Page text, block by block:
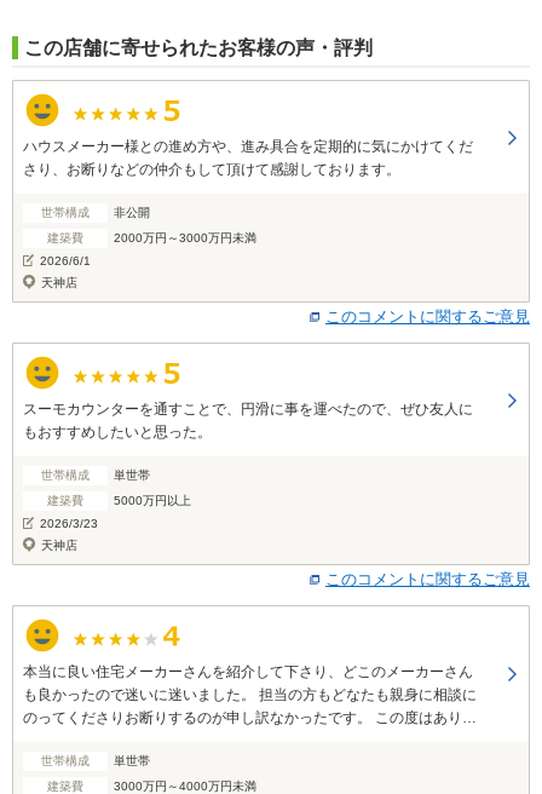
この店舗に寄せられたお客様の声・評判
ハウスメーカー様との進め方や、進み具合を定期的に気にかけてくだ
さり、お断りなどの仲介もして頂けて感謝しております。
世帯構成
非公開
建築費
2000万円～3000万円未満
2026/6/1
天神店
このコメントに関するご意見
スーモカウンターを通すことで、円滑に事を運べたので、ぜひ友人に
もおすすめしたいと思った。
世帯構成
単世帯
建築費
5000万円以上
2026/3/23
天神店
このコメントに関するご意見
本当に良い住宅メーカーさんを紹介して下さり、どこのメーカーさん
も良かったので迷いに迷いました。 担当の方もどなたも親身に相談に
のってくださりお断りするのが申し訳なかったです。 この度はありが
世帯構成
単世帯
建築費
3000万円～4000万円未満